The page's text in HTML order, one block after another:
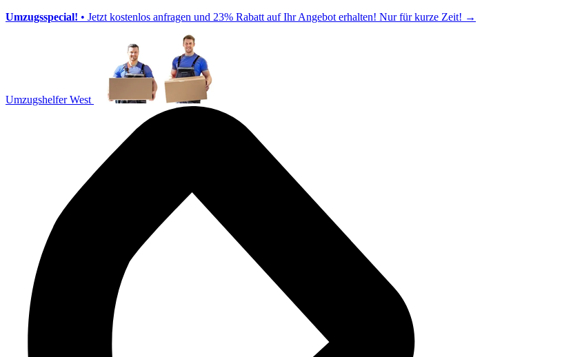
Umzugsspecial! • Jetzt kostenlos anfragen und 23% Rabatt auf Ihr Angebot erhalten! Nur für kurze Zeit! →
Umzugshelfer West